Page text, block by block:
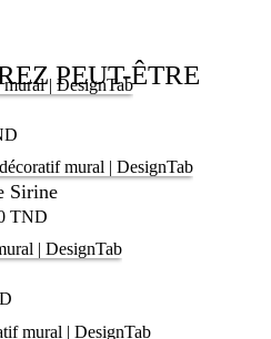
PEUT-ÊTRE
Sirine
TND